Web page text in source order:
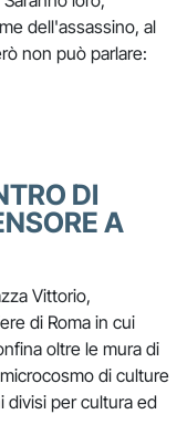
dell'assassino, al
non può parlare:
DI
A
Vittorio,
di Roma in cui
oltre le mura di
di culture
divisi per cultura ed